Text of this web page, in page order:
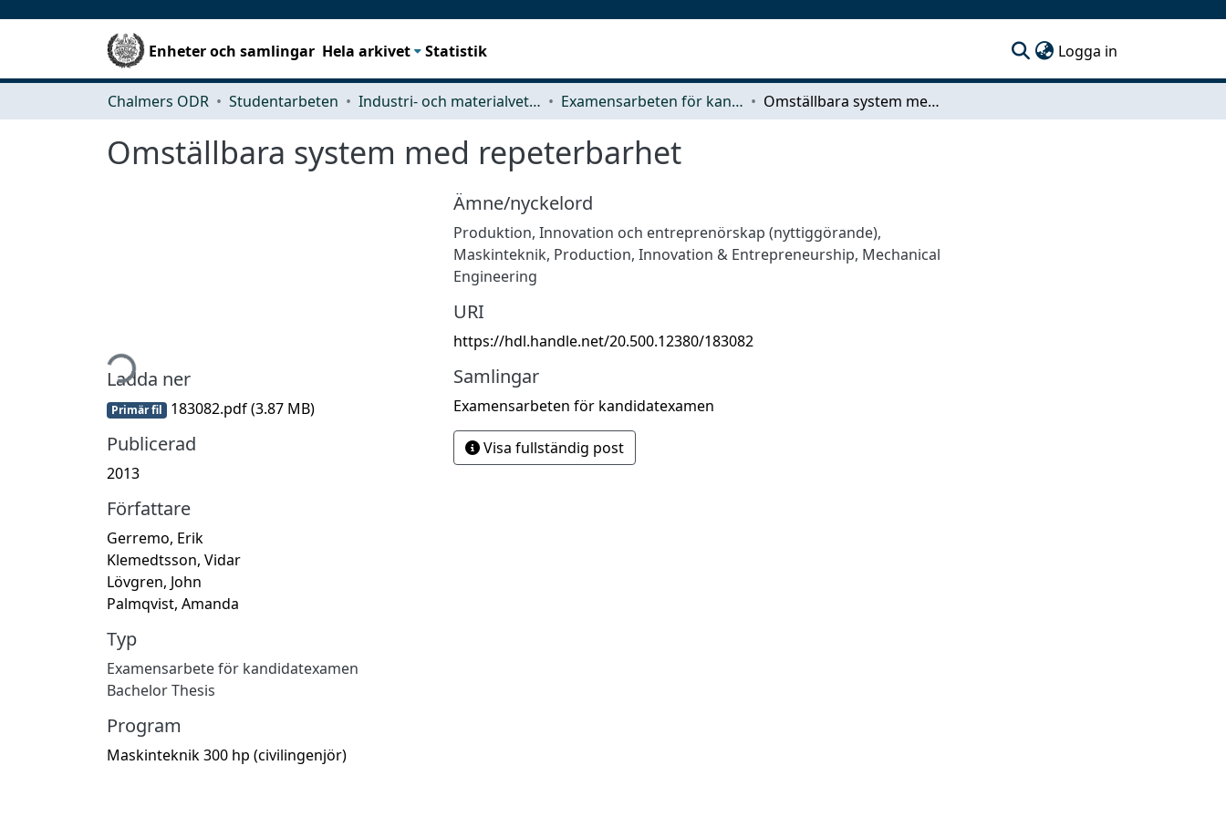
Enheter och samlingar Hela arkivet Statistik Logga in
Chalmers ODR Studentarbeten Industri- och materialvetenskap (IMS) Examensarbeten för kandidatexamen Omställbara system med repeterbarhet
Omställbara system med repeterbarhet
Hämtar...
Ladda ner
Primär fil 183082.pdf(3.87 MB)
Publicerad
2013
Författare
Gerremo, Erik
Klemedtsson, Vidar
Lövgren, John
Palmqvist, Amanda
Typ
Examensarbete för kandidatexamen
Bachelor Thesis
Program
Maskinteknik 300 hp (civilingenjör)
Ämne/nyckelord
Produktion, Innovation och entreprenörskap (nyttiggörande),
Maskinteknik, Production, Innovation & Entrepreneurship, Mechanical
Engineering
URI
https://hdl.handle.net/20.500.12380/183082
Samlingar
Examensarbeten för kandidatexamen
Visa fullständig post